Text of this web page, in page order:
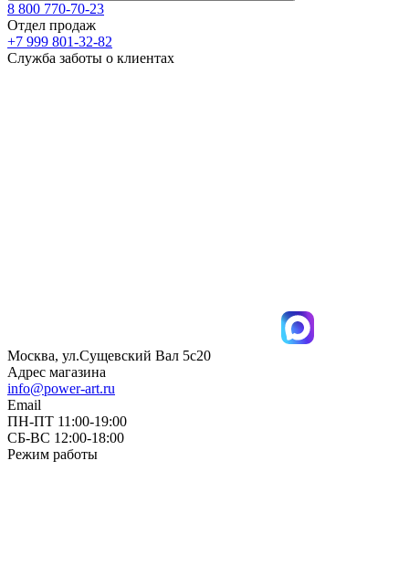
8 800 770-70-23
Отдел продаж
+7 999 801-32-82
Служба заботы о клиентах
Москва, ул.Сущевский Вал 5с20
Адрес магазина
info@power-art.ru
Email
ПН-ПТ 11:00-19:00
СБ-ВС 12:00-18:00
Режим работы